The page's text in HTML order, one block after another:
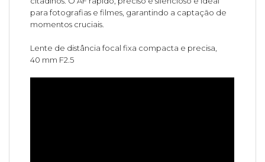
para fotografias e filmes, garantindo a captação de
momentos cruciais.
Lente de distância focal fixa compacta e precisa,
40 mm F2.5